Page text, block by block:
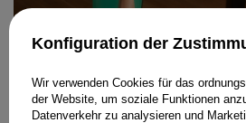
Konfiguration der
Wir verwenden Cookies für das
der Website, um soziale Funktionen
Datenverkehr zu analysieren und